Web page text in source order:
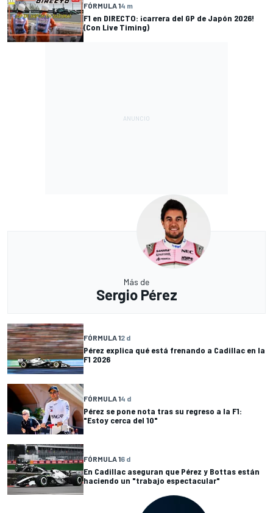
FÓRMULA 14 m
F1 en DIRECTO: ¡carrera del GP de Japón 2026!
(Con Live Timing)
Más de
Sergio Pérez
FÓRMULA 12 d
Pérez explica qué está frenando a Cadillac en la
F1 2026
FÓRMULA 14 d
Pérez se pone nota tras su regreso a la F1:
"Estoy cerca del 10"
FÓRMULA 16 d
En Cadillac aseguran que Pérez y Bottas están
haciendo un "trabajo espectacular"